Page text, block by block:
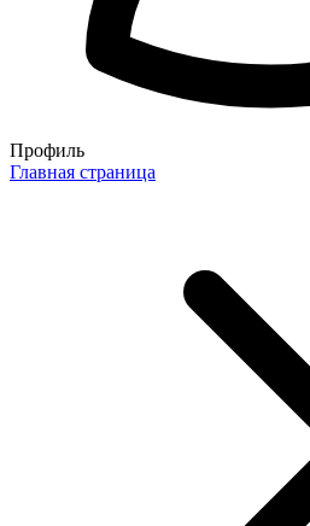
Профиль
Главная страница